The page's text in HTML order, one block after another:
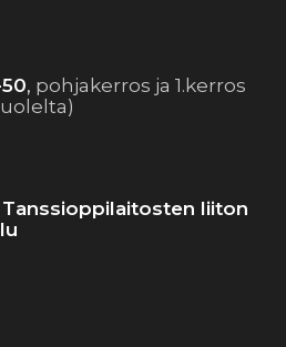
, pohjakerros ja 1.kerros
liiton